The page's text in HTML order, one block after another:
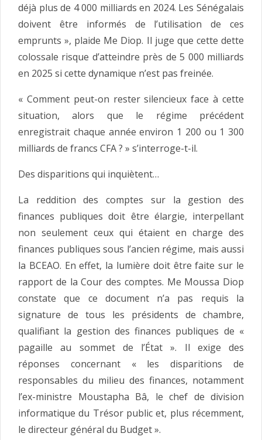
déjà plus de 4 000 milliards en 2024. Les Sénégalais
doivent être informés de l’utilisation de ces
emprunts », plaide Me Diop. Il juge que cette dette
colossale risque d’atteindre près de 5 000 milliards
en 2025 si cette dynamique n’est pas freinée.
« Comment peut-on rester silencieux face à cette
situation, alors que le régime précédent
enregistrait chaque année environ 1 200 ou 1 300
milliards de francs CFA ? » s’interroge-t-il.
Des disparitions qui inquiètent…
La reddition des comptes sur la gestion des
finances publiques doit être élargie, interpellant
non seulement ceux qui étaient en charge des
finances publiques sous l’ancien régime, mais aussi
la BCEAO. En effet, la lumière doit être faite sur le
rapport de la Cour des comptes. Me Moussa Diop
constate que ce document n’a pas requis la
signature de tous les présidents de chambre,
qualifiant la gestion des finances publiques de «
pagaille au sommet de l’État ». Il exige des
réponses concernant « les disparitions de
responsables du milieu des finances, notamment
l’ex-ministre Moustapha Bâ, le chef de division
informatique du Trésor public et, plus récemment,
le directeur général du Budget ».